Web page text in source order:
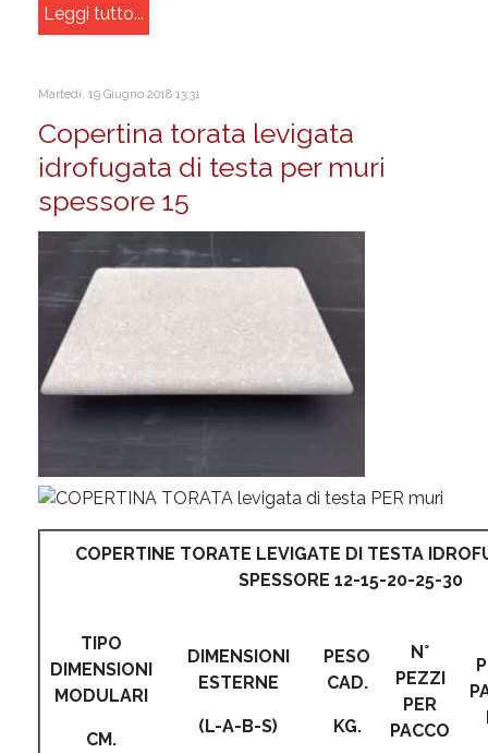
Leggi tutto...
Martedì, 19 Giugno 2018 13:31
Copertina torata levigata
idrofugata di testa per muri
spessore 15
COPERTINE TORATE LEVIGATE DI TESTA
SPESSORE 12-15-20-25-30
TIPO
DIMENSIONI
MODULARI
CM.
DIMENSIONI
ESTERNE
(L-A-B-S)
PESO
CAD.
KG.
N°
PEZZI
PER
PACCO